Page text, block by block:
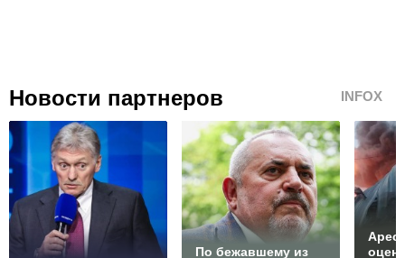
Новости партнеров INFOX
По бежавшему из